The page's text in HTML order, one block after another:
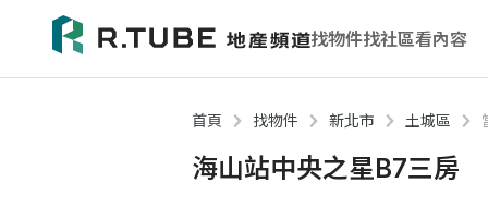
找物件找社區看內容
首頁 找物件 新北市 土城區
海山站中央之星B7三房